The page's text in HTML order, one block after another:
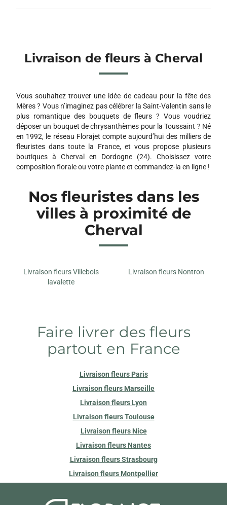
Livraison de fleurs à Cherval
Vous souhaitez trouver une idée de cadeau pour la fête des
Mères ? Vous n’imaginez pas célébrer la Saint-Valentin sans le
plus romantique des bouquets de fleurs ? Vous voudriez
déposer un bouquet de chrysanthèmes pour la Toussaint ? Né
en 1992, le réseau Florajet compte aujourd’hui des milliers de
fleuristes dans toute la France, et vous propose plusieurs
boutiques à Cherval en Dordogne (24). Choisissez votre
composition florale ou votre plante et commandez-la en ligne !
Nos fleuristes dans les
villes à proximité de
Cherval
Livraison fleurs Villebois
lavalette
Livraison fleurs Nontron
Faire livrer des fleurs
partout en France
Livraison fleurs Paris
Livraison fleurs Marseille
Livraison fleurs Lyon
Livraison fleurs Toulouse
Livraison fleurs Nice
Livraison fleurs Nantes
Livraison fleurs Strasbourg
Livraison fleurs Montpellier